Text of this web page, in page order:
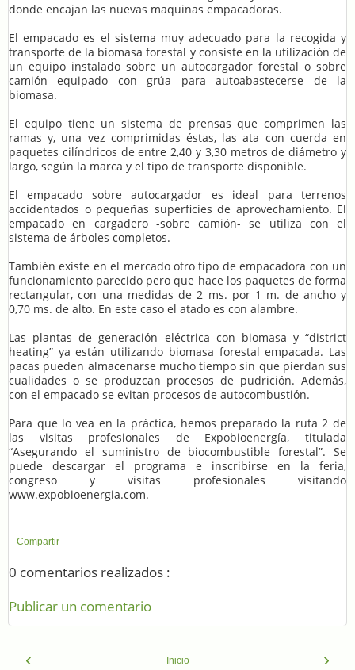
donde encajan las nuevas maquinas empacadoras.
El empacado es el sistema muy adecuado para la recogida y
transporte de la biomasa forestal y consiste en la utilización de
un equipo instalado sobre un autocargador forestal o sobre
camión equipado con grúa para autoabastecerse de la
biomasa.
El equipo tiene un sistema de prensas que comprimen las
ramas y, una vez comprimidas éstas, las ata con cuerda en
paquetes cilíndricos de entre 2,40 y 3,30 metros de diámetro y
largo, según la marca y el tipo de transporte disponible.
El empacado sobre autocargador es ideal para terrenos
accidentados o pequeñas superficies de aprovechamiento. El
empacado en cargadero -sobre camión- se utiliza con el
sistema de árboles completos.
También existe en el mercado otro tipo de empacadora con un
funcionamiento parecido pero que hace los paquetes de forma
rectangular, con una medidas de 2 ms. por 1 m. de ancho y
0,70 ms. de alto. En este caso el atado es con alambre.
Las plantas de generación eléctrica con biomasa y “district
heating” ya están utilizando biomasa forestal empacada. Las
pacas pueden almacenarse mucho tiempo sin que pierdan sus
cualidades o se produzcan procesos de pudrición. Además,
con el empacado se evitan procesos de autocombustión.
Para que lo vea en la práctica, hemos preparado la ruta 2 de
las visitas profesionales de Expobioenergía, titulada
“Asegurando el suministro de biocombustible forestal”. Se
puede descargar el programa e inscribirse en la feria,
congreso y visitas profesionales visitando
www.expobioenergia.com.
Compartir
0 comentarios realizados :
Publicar un comentario
‹ ›
Inicio